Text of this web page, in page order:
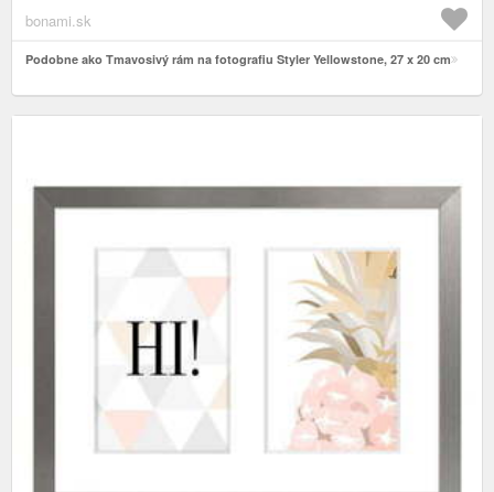
bonami.sk
Podobne ako Tmavosivý rám na fotografiu Styler Yellowstone, 27 x 20 cm